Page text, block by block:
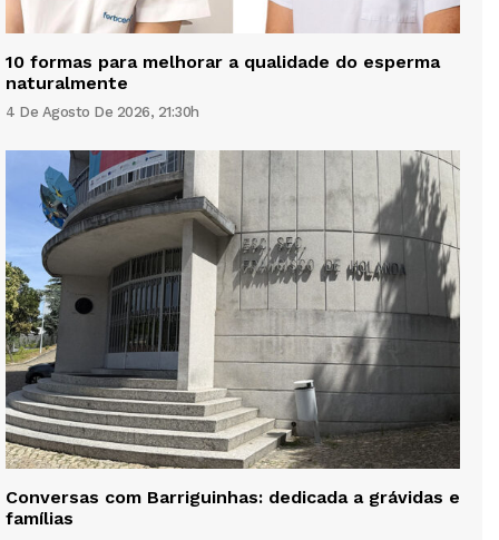
10 formas para melhorar a qualidade do esperma
naturalmente
4 De Agosto De 2026, 21:30h
Conversas com Barriguinhas: dedicada a grávidas e
famílias